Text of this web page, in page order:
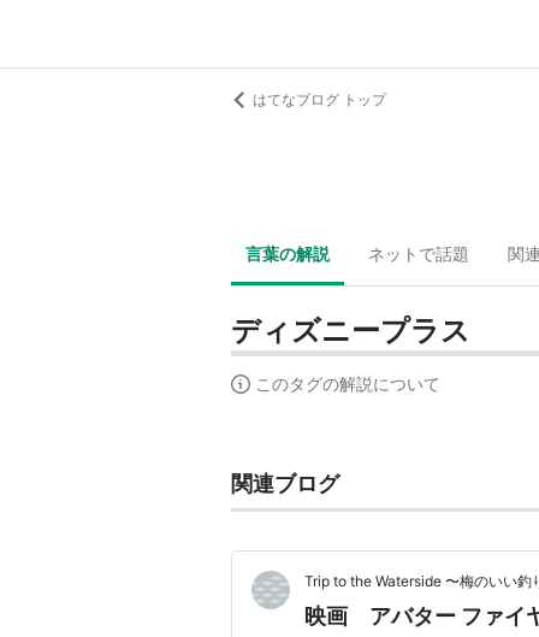
はてなブログ トップ
言葉の解説 ネットで話題 関
ディズニープラス
このタグの解説について
関連ブログ
Trip to the Waterside 〜梅のいい釣
映画 アバター ファイ